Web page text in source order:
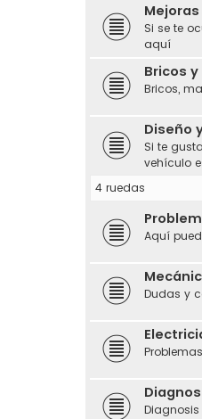
Si se te
aquí
Bricos
Bricos,
Diseño
Si te
vehículo
4 ruedas
Aquí
Dudas y
Diagnosis